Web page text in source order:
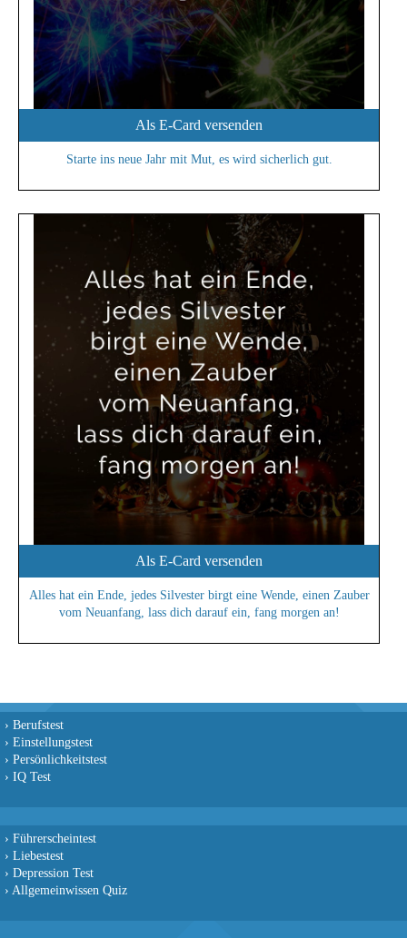
Als E-Card versenden
Starte ins neue Jahr mit Mut, es wird sicherlich gut.
Als E-Card versenden
Alles hat ein Ende, jedes Silvester birgt eine Wende, einen Zauber
vom Neuanfang, lass dich darauf ein, fang morgen an!
› Berufstest
› Einstellungstest
› Persönlichkeitstest
› IQ Test
› Führerscheintest
› Liebestest
› Depression Test
› Allgemeinwissen Quiz